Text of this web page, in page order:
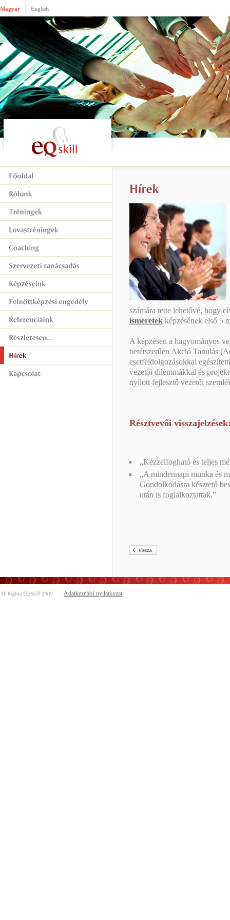
Magyar English
számára tette lehetővé, hogy
ismeretek képzésének első 5
A képzésen a hagyományos
betétszerűen Akció Tanulás
esetfeldolgozásokkal
vezetői dilemmákkal és
nyílott fejlesztő vezetői
Résztvevői
„Kézzelfogható és teljes
„A mindennapi munka és
Gondolkodásra késztető
után is foglalkoztattak.”
Adatkezelési nyilatkozat